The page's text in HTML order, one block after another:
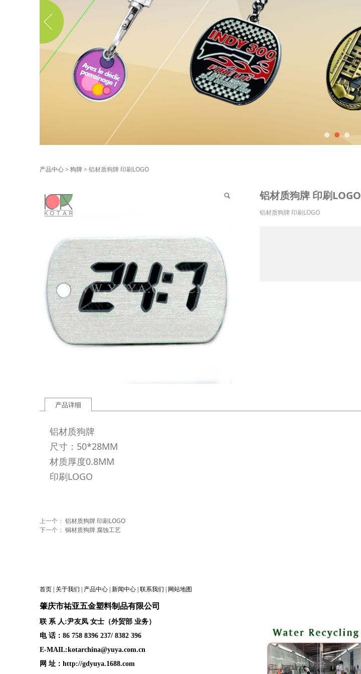
铝材质狗牌 印刷LOGO
产品中心> 狗牌> 铝材质狗牌 印刷LOGO
铝材质狗牌 印刷LOGO
铝材质狗牌 印刷LOGO
产品详细
铝材质狗牌
尺寸：50*28MM
材质厚度0.8MM
印刷LOGO
上一个： 铝材质狗牌 印刷LOGO
下一个： 铜材质狗牌 腐蚀工艺
首页 | 关于我们 | 产品中心 | 新闻中心 | 联系我们 | 网站地图
肇庆市祐亚五金塑料制品有限公司
联 系 人:尹友凤 女士（外贸部 业务）
电 话：86 758 8396 237/ 8382 396
E-MAIL:kotarchina@yuya.com.cn
网 址： http://gdyuya.1688.com